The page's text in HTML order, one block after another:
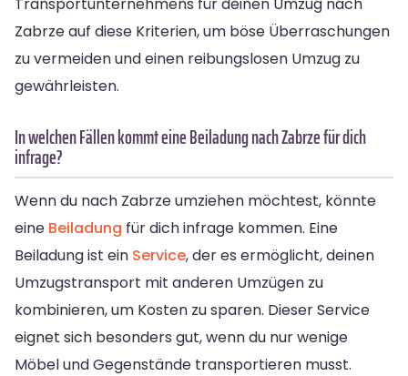
Zabrze auf diese Kriterien, um böse Überraschungen
zu vermeiden und einen reibungslosen Umzug zu
gewährleisten.
In welchen Fällen kommt eine Beiladung nach Zabrze für dich
infrage?
Wenn du nach Zabrze umziehen möchtest, könnte
eine Beiladung für dich infrage kommen. Eine
Beiladung ist ein Service, der es ermöglicht, deinen
Umzugstransport mit anderen Umzügen zu
kombinieren, um Kosten zu sparen. Dieser Service
eignet sich besonders gut, wenn du nur wenige
Möbel und Gegenstände transportieren musst.